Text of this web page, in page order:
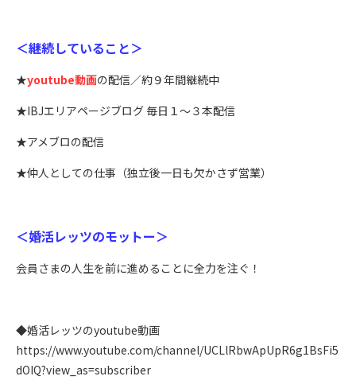
＜継続していること＞
★youtube動画の配信／約９年間継続中
★IBJエリアページブログ 毎日１～３本配信
★アメブロの配信
★仲人としての仕事（独立後一日も欠かさず営業）
＜婚活レッツのモットー＞
会員さまの人生を前に進めることに全力を注ぐ！
◆婚活レッツのyoutube動画
https://www.youtube.com/channel/UCLlRbwApUpR6g1BsFi5
dOIQ?view_as=subscriber